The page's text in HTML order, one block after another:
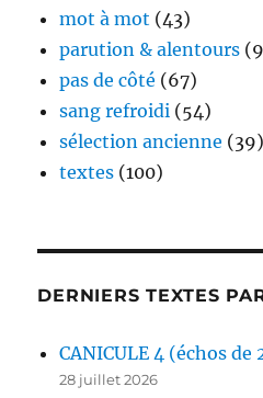
mot à mot (43)
parution & alentours
pas de côté (67)
sang refroidi (54)
sélection ancienne (39)
textes (100)
DERNIERS TEXTES
CANICULE 4 (échos de
28 juillet 2026